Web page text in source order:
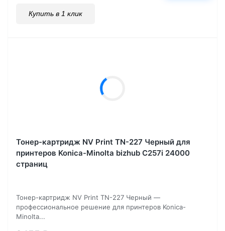
Купить в 1 клик
Тонер-картридж NV Print TN-227 Черный для
принтеров Konica-Minolta bizhub C257i 24000
страниц
Тонер-картридж NV Print TN-227 Черный —
профессиональное решение для принтеров Konica-
Minolta...